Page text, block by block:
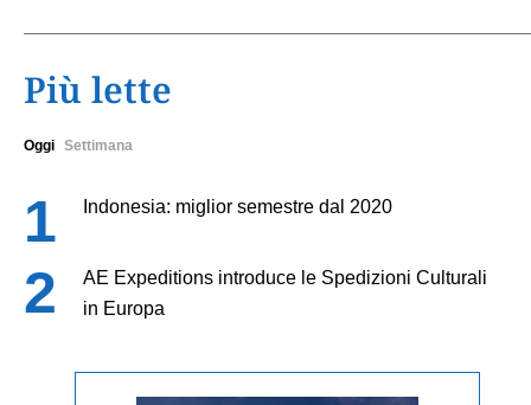
Più lette
Oggi Settimana
Indonesia: miglior semestre dal 2020
AE Expeditions introduce le Spedizioni Culturali
in Europa